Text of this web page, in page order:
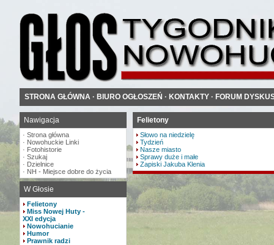
STRONA GŁÓWNA · BIURO OGŁOSZEŃ · KONTAKTY · FORUM
Nawigacja
· Strona główna
· Nowohuckie Linki
· Fotohistorie
· Szukaj
· Dzielnice
· NH - Miejsce dobre do życia
W Głosie
Felietony
Miss Nowej Huty -
XXI edycja
Nowohucianie
Humor
Prawnik radzi
Felietony
Słowo na niedzielę
Tydzień
Nasze miasto
Sprawy duże i małe
Zapiski Jakuba Klenia